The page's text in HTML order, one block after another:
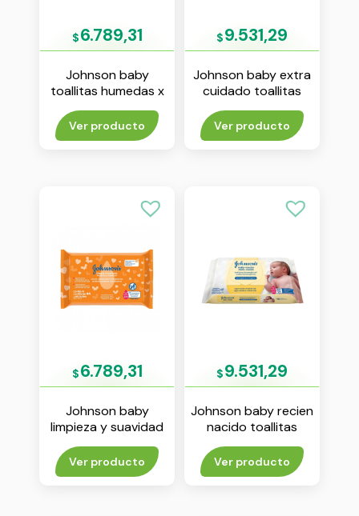
$6.789,31
Johnson baby
toallitas humedas x
44 unidades
Ver producto
$9.531,29
Johnson baby extra
cuidado toallitas
humedas x 48
unidades
Ver producto
$6.789,31
Johnson baby
limpieza y suavidad
toallitas humedas x
44 unidades
Ver producto
$9.531,29
Johnson baby recien
nacido toallitas
humedas x 48
unidades
Ver producto